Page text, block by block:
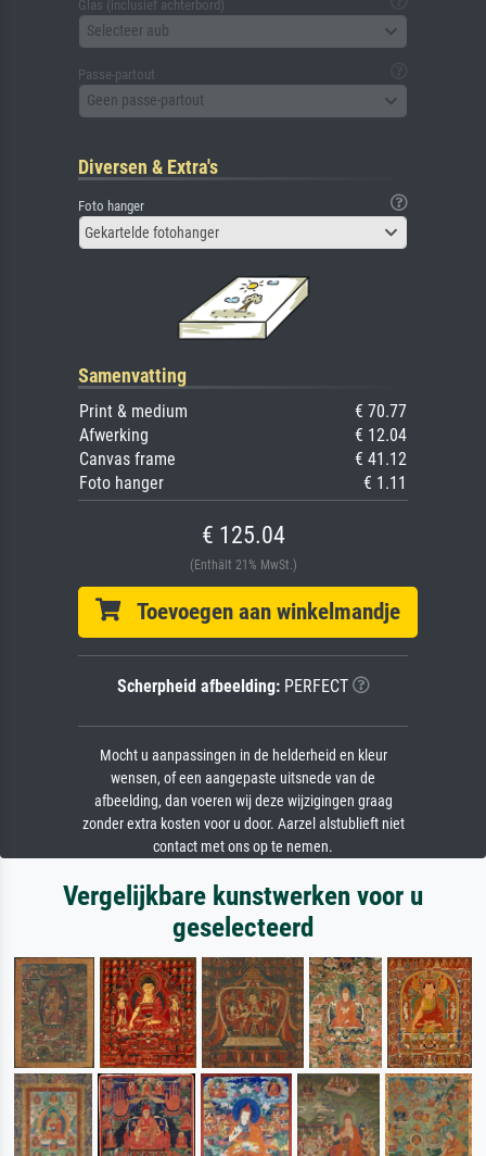
Glas (inclusief achterbord)
Selecteer aub
Passe-partout
Geen passe-partout
Diversen & Extra's
Foto hanger
Gekartelde fotohanger
Samenvatting
Print & medium
€ 70.77
Afwerking
€ 12.04
Canvas frame
€ 41.12
Foto hanger
€ 1.11
€ 125.04
(Enthält 21% MwSt.)
Toevoegen aan winkelmandje
Scherpheid afbeelding:PERFECT
Mocht u aanpassingen in de helderheid en kleur
wensen, of een aangepaste uitsnede van de
afbeelding, dan voeren wij deze wijzigingen graag
zonder extra kosten voor u door. Aarzel alstublieft niet
contact met ons op te nemen.
Vergelijkbare kunstwerken voor u
geselecteerd